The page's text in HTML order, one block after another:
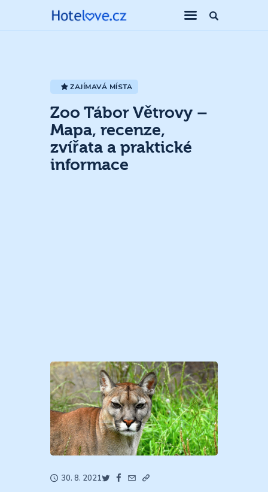
ZAJÍMAVÁ MÍSTA
Zoo Tábor Větrovy –
Mapa, recenze,
zvířata a praktické
informace
30. 8. 2021